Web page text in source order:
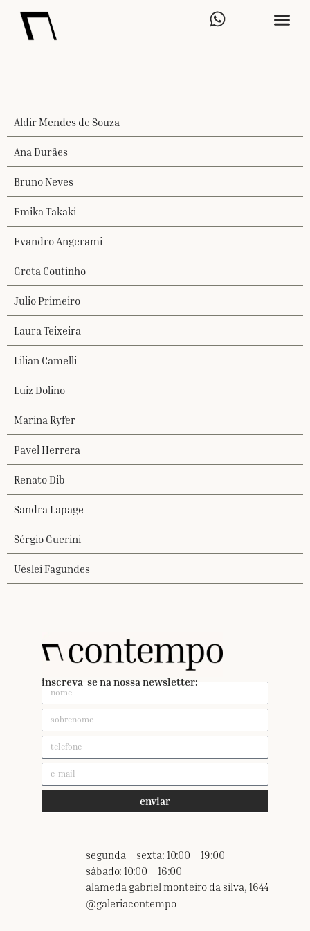
Aldir Mendes de Souza
Ana Durães
Bruno Neves
Emika Takaki
Evandro Angerami
Greta Coutinho
Julio Primeiro
Laura Teixeira
Lilian Camelli
Luiz Dolino
Marina Ryfer
Pavel Herrera
Renato Dib
Sandra Lapage
Sérgio Guerini
Uéslei Fagundes
enviar
inscreva-se na nossa newsletter:
segunda – sexta: 10:00 – 19:00
sábado: 10:00 – 16:00
alameda gabriel monteiro da silva, 1644
@galeriacontempo